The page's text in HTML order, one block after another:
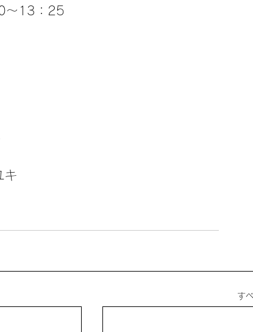
～13：25
キ
す